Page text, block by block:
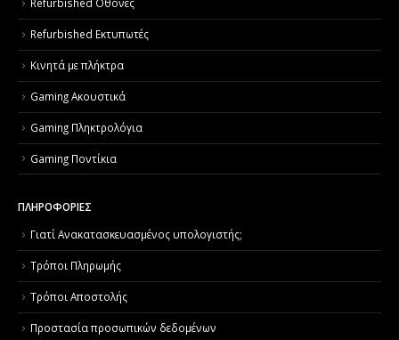
Refurbished Εκτυπωτές
Κινητά με πλήκτρα
Gaming Ακουστικά
Gaming Πληκτρολόγια
Gaming Ποντίκια
ΠΛΗΡΟΦΟΡΙΕΣ
Γιατί Aνακατασκευασμένος υπολογιστής;
Τρόποι Πληρωμής
Τρόποι Αποστολής
Προστασία προσωπικών δεδομένων